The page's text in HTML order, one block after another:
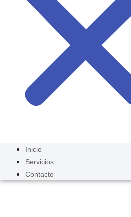
Inicio
Servicios
Contacto